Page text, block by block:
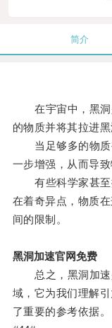
简介
在宇宙中，黑洞
的物质并将其拉进
当足够多的物质
一步增强，从而导
有些科学家甚至
在着奇异点，物质
间的限制。
黑洞加速官网免费
总之，黑洞加速
域，它为我们理解
了重要的参考依据。